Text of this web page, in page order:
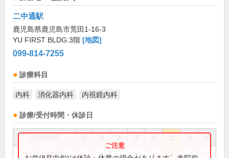
二中通駅
鹿児島県鹿児島市荒田1-16-3
YU FIRST BLDG.3階 [地図]
099-814-7255
診療科目
内科 消化器内科 内視鏡内科
診療/受付時間・休診日
祝
9:00～12:30 ● ● ● ●